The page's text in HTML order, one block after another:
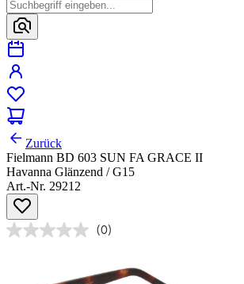
Zurück
Fielmann BD 603 SUN FA GRACE II
Havanna Glänzend / G15
Art.-Nr. 29212
(0)